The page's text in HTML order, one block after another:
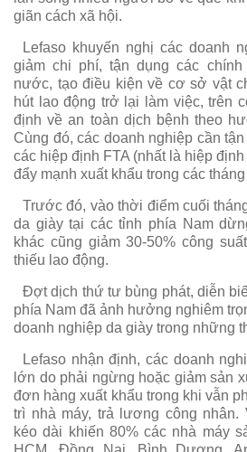
giãn cách xã hội.
Lefaso khuyến nghị các doanh
giảm chi phí, tận dụng các
nước, tạo điều kiện về cơ sở vật
hút lao động trở lại làm việc, trên
định về an toàn dịch bệnh theo
Cùng đó, các doanh nghiệp cần
các hiệp định FTA (nhất là hiệp
đẩy mạnh xuất khẩu trong các
Trước đó, vào thời điểm cuối
da giày tại các tỉnh phía Nam
khác cũng giảm 30-50% công
thiếu lao động.
Đợt dịch thứ tư bùng phát, diễn
phía Nam đã ảnh hưởng nghiêm
doanh nghiệp da giày trong những
Lefaso nhận định, các doanh
lớn do phải ngừng hoặc giảm sản
đơn hàng xuất khẩu trong khi vẫn
trì nhà máy, trả lương công nhân.
kéo dài khiến 80% các nhà máy